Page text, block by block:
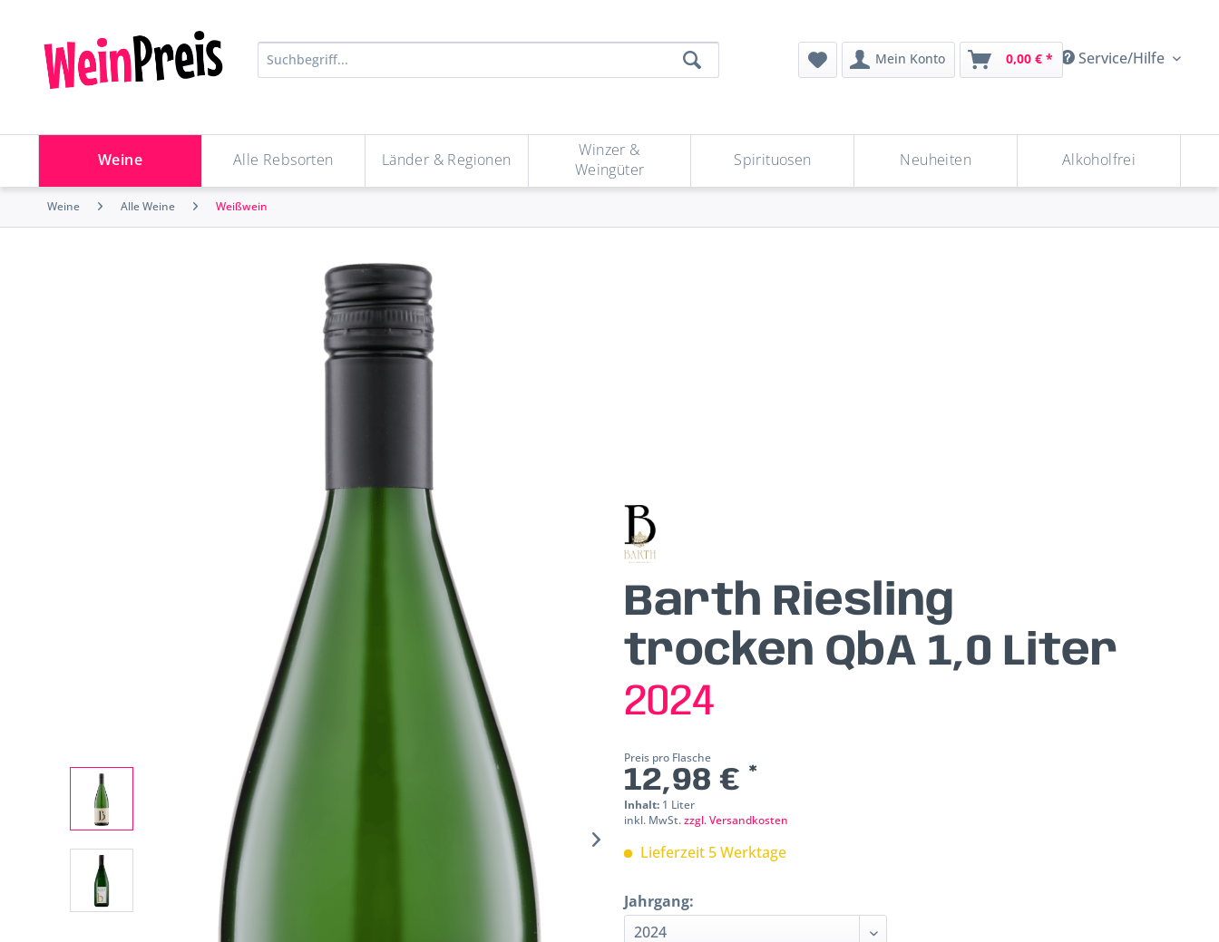
Service/Hilfe
Mein Konto 0,00 € *
Weine Alle Rebsorten Länder & Regionen
Winzer &
Weingüter
Spirituosen Neuheiten Alkoholfrei
Weine Alle Weine Weißwein
Barth Riesling
trocken QbA 1,0 Liter
2024
Preis pro Flasche
12,98 € *
Inhalt: 1 Liter
inkl. MwSt.zzgl. Versandkosten
Lieferzeit 5 Werktage
Jahrgang: